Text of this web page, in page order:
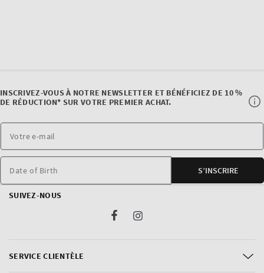
SERVICE CLIENTÈLE
INSCRIVEZ-VOUS À NOTRE NEWSLETTER ET BÉNÉFICIEZ DE 10 %
DE RÉDUCTION* SUR VOTRE PREMIER ACHAT.
Date of Birth S’INSCRIRE
SUIVEZ-NOUS
FacebookInstagram